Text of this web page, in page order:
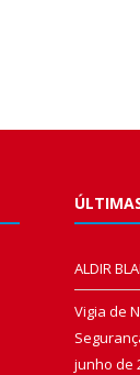
ALDIR
Vigia de
junho de